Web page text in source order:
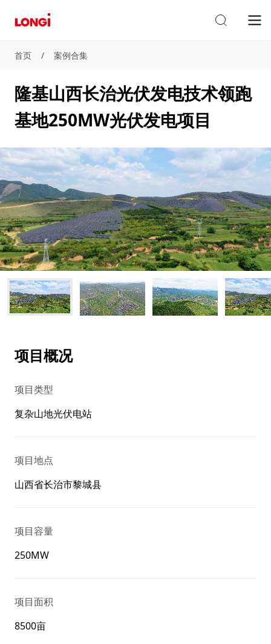
首页 / 案例合集
隆基山西长治光伏发电技术领跑
基地250MW光伏发电项目
项目概况
项目类型
复杂山地光伏电站
项目地点
山西省长治市黎城县
项目容量
250MW
项目面积
8500亩